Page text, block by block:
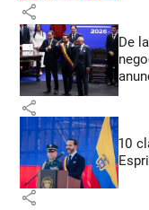
share
De
share
10
share